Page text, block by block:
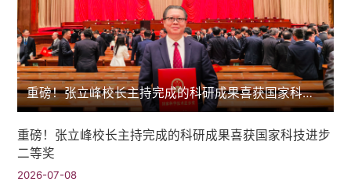
重磅！张立峰校长主持完成的科研成果喜获国家科技进步二等奖
重磅！张立峰校长主持完成的科研成果喜获国家科技进步
二等奖
2026-07-08